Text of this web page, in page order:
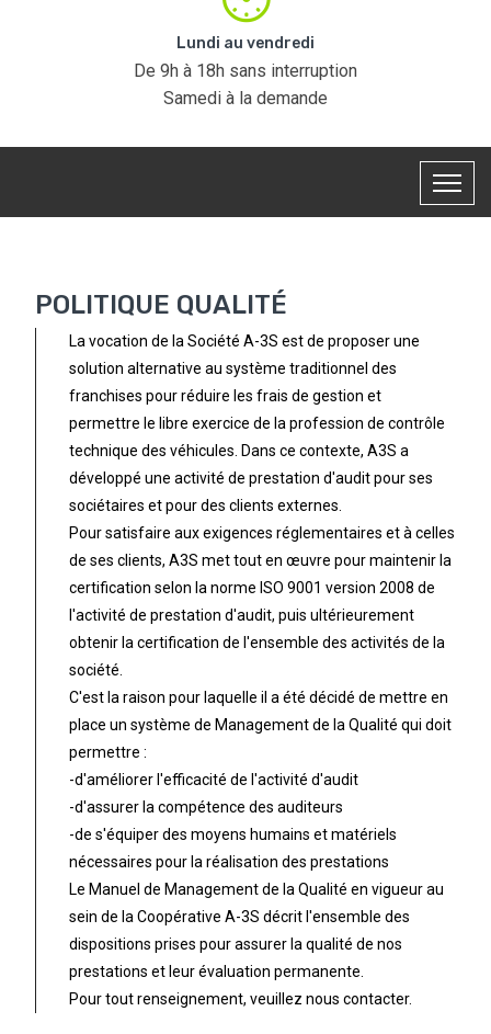
Lundi au vendredi
De 9h à 18h sans interruption
Samedi à la demande
POLITIQUE QUALITÉ
La vocation de la Société A-3S est de proposer une
solution alternative au système traditionnel des
franchises pour réduire les frais de gestion et
permettre le libre exercice de la profession de contrôle
technique des véhicules. Dans ce contexte, A3S a
développé une activité de prestation d'audit pour ses
sociétaires et pour des clients externes.
Pour satisfaire aux exigences réglementaires et à celles
de ses clients, A3S met tout en œuvre pour maintenir la
certification selon la norme ISO 9001 version 2008 de
l'activité de prestation d'audit, puis ultérieurement
obtenir la certification de l'ensemble des activités de la
société.
C'est la raison pour laquelle il a été décidé de mettre en
place un système de Management de la Qualité qui doit
permettre :
-d'améliorer l'efficacité de l'activité d'audit
-d'assurer la compétence des auditeurs
-de s'équiper des moyens humains et matériels
nécessaires pour la réalisation des prestations
Le Manuel de Management de la Qualité en vigueur au
sein de la Coopérative A-3S décrit l'ensemble des
dispositions prises pour assurer la qualité de nos
prestations et leur évaluation permanente.
Pour tout renseignement, veuillez nous contacter.